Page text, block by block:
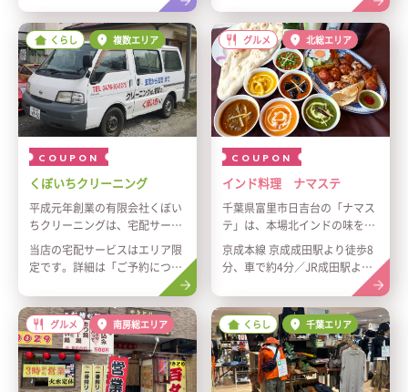
クションプロが受けられるサロ
ンです
施術による赤み痛みひりつきを
最小限にし、汚れを取り除いた
後の毛穴引き締め・鎮静まで行
います
毛穴ケアのあとにはマッサージ
もありリラックスできます
ださい。
おすすめは、マルゲリータとク
ワトロフロマージュです。
くらし 複数エリア
COUPON
くぼいちクリーニング
平成元年創業の有限会社くぼい
ちクリーニングは、宅配サービ
ス専門、地域密着型のクリーニ
ング店です。決済方法は現金の
みとなっており、ワイシャツ1
枚からでも気軽にご利用いただ
けます。布団や毛布、ジュータ
ンなど重い品物も自宅まで集配
し、飲食店の制服をはじめ、お
店や会社のユニフォームや制服
の週1、2回のお預かりにも対
当店の宅配サービスはエリア限
定です。詳細は「ご予約につい
グルメ 北総エリア
COUPON
インド料理 ナマステ
千葉県富里市日吉台の「ナマス
テ」は、本場北インドの味を大
切にしたアットホームなインド
料理店です。北インド主体のカ
レーは、かつてムガール帝国の
王様の宮廷料理として振る舞わ
れた伝統の味。全てが手作りで
身体に優しい健康的なカレーを
ご提供しております。スパイス
香るカレーやタンドリ料理、焼
き立ての大きなナンをランチか
京成本線 京成成田駅より徒歩8
分、車で約4分／JR成田駅より
グルメ 南房総エリア くらし 千葉エリア